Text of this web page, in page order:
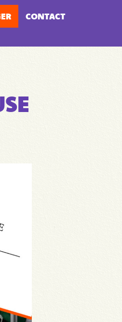
CONTACT